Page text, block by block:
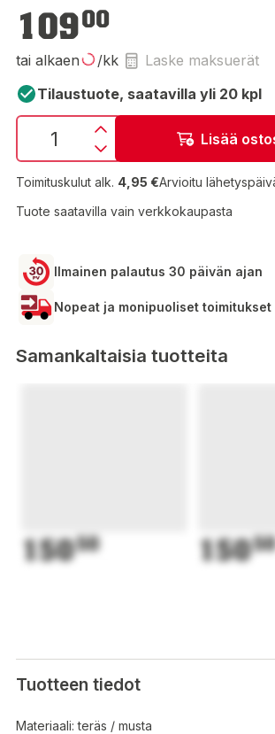
109,00 €
10900
tai alkaen /kk
Laske maksuerät
Tilaustuote, saatavilla yli 20 kpl
Lisää
Toimituskulut alk. 4,95 €Arvioitu
Tuote saatavilla vain verkkokaupasta
Ilmainen palautus 30 päivän ajan
Nopeat ja monipuoliset toimitukset
Samankaltaisia tuotteita
15050 15050
Tuotteen tiedot
Materiaali: teräs / musta